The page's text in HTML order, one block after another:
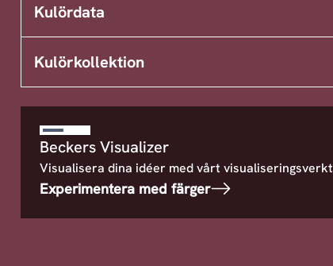
Kulördata
Kulörkollektion
Beckers Visualizer
Visualisera dina idéer med vårt
Experimentera med färger